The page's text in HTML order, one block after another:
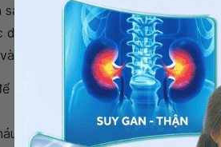
sàng, một số xét nghiệm khác sẽ
hiệu quan trọng ổn định trước
ví dụ xét nghiệm được liệt kê ở
xác định nhóm máucủa bệnh
và nước tiểu khác để đánh giá